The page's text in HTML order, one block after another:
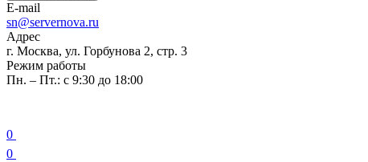
E-mail
sn@servernova.ru
Адрес
г. Москва, ул. Горбунова 2, стр. 3
Режим работы
Пн. – Пт.: с 9:30 до 18:00
0
0